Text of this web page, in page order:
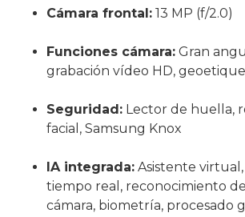
Cámara frontal: 13 MP (f/2.0)
Funciones cámara: Gran
grabación vídeo HD,
Seguridad: Lector de huella,
facial, Samsung Knox
IA integrada: Asistente
tiempo real, reconocimiento
cámara, biometría, procesado